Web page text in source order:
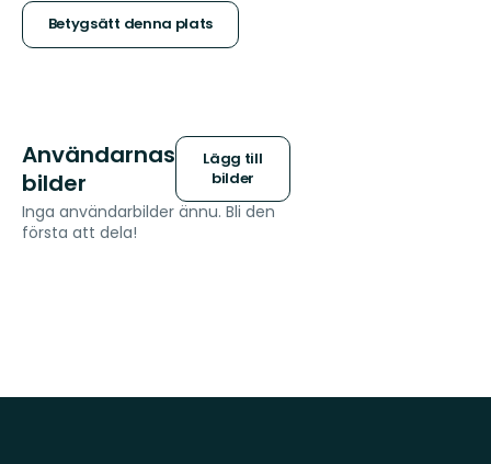
stjärnor
Betygsätt denna plats
Användarnas
bilder
Lägg till
bilder
Inga användarbilder ännu. Bli den
första att dela!